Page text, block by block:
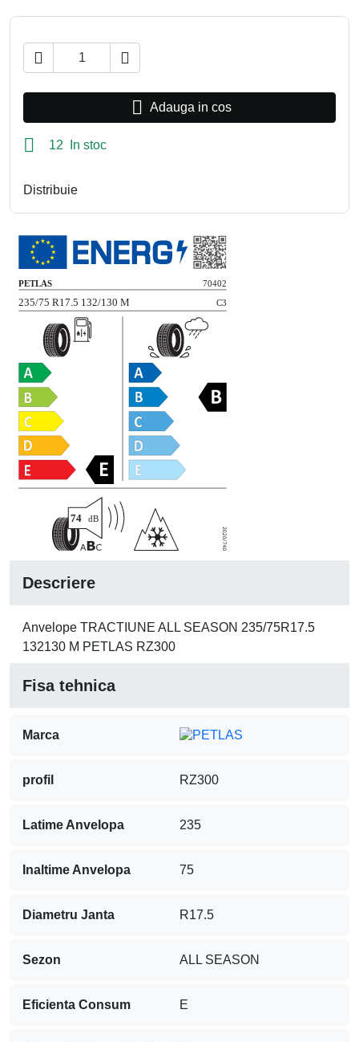
 
 Adauga in cos
 12 In stoc
Distribuie
Descriere
Anvelope TRACTIUNE ALL SEASON 235/75R17.5
132130 M PETLAS RZ300
Fisa tehnica
Marca
profil RZ300
Latime Anvelopa 235
Inaltime Anvelopa 75
Diametru Janta R17.5
Sezon ALL SEASON
Eficienta Consum E